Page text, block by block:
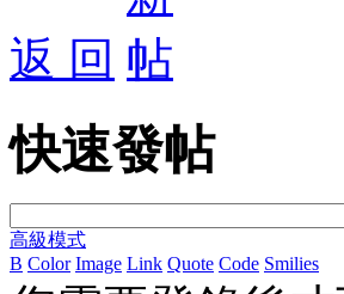
返 回
快速發帖
高級模式
B Color Image Link Quote Code Smilies